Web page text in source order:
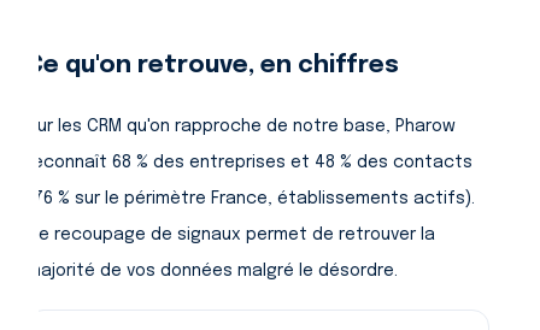
Ce qu'on retrouve, en chiffres
Sur les CRM qu'on rapproche de notre base, Pharow
reconnaît 68 % des entreprises et 48 % des contacts
(76 % sur le périmètre France, établissements actifs).
Ce recoupage de signaux permet de retrouver la
majorité de vos données malgré le désordre.